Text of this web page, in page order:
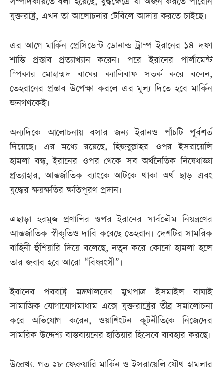
যুক্তরাষ্ট্র, এখন তা আলোচনার টেবিলে আদায় করতে চাইছে।
এর আগে মার্কিন প্রেসিডেন্ট ডোনাল্ড ট্রাম্প ইরানের ১৪ দফা
শান্তি প্রস্তাব প্রত্যাখ্যান করেন। পরে ইরানের পার্লামেন্ট
স্পিকার মোহাম্মদ বাঘের ক্যালিবাফ সতর্ক করে বলেন,
তেহরানের প্রস্তাব উপেক্ষা করলে এর মূল্য দিতে হবে মার্কিন
জনগণকেই।
অন্যদিকে আলোচনায় বসার জন্য ইরানও পাঁচটি পূর্বশর্ত
দিয়েছে। এর মধ্যে রয়েছে, হিজবুল্লাহর ওপর ইসরায়েলি
হামলা বন্ধ, ইরানের ওপর থেকে সব অর্থনৈতিক নিষেধাজ্ঞা
প্রত্যাহার, আন্তর্জাতিক ব্যাংকে আটকে থাকা অর্থ ছাড় এবং
যুদ্ধের ক্ষয়ক্ষতির ক্ষতিপূরণ প্রদান।
এছাড়া হরমুজ প্রণালির ওপর ইরানের সার্বভৌম নিয়ন্ত্রণের
আন্তর্জাতিক স্বীকৃতিও দাবি করেছে তেহরান। দেশটির সামরিক
বাহিনী হুঁশিয়ারি দিয়ে বলেছে, নতুন করে কোনো হামলা হলে
তার জবাব হবে আরো “বিধ্বংসী”।
ইরানের পররাষ্ট্র মন্ত্রণালয়ের মুখপাত্র ইসমাইল বাঘাই
সামাজিক যোগাযোগমাধ্যম এক্সে যুক্তরাষ্ট্রের তীব্র সমালোচনা
করে অভিযোগ করেন, ওয়াশিংটন কূটনীতিকে নিজেদের
সামরিক উদ্দেশ্য বাস্তবায়নের হাতিয়ার হিসেবে ব্যবহার করছে।
উল্লেখ্য, গত ২৮ ফেব্রুয়ারি মার্কিন ও ইসরায়েলি যৌথ হামলার